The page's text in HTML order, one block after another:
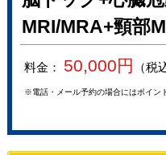
MRI/MRA+頸部
料金： 50,000円 （税
※電話・メール予約の場合にはポイン